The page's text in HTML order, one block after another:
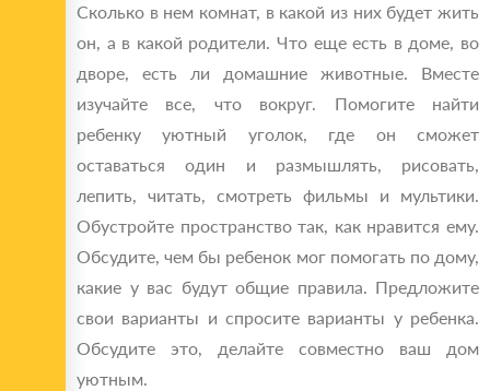
Сколько в нем комнат, в какой из них будет жить
он, а в какой родители. Что еще есть в доме, во
дворе, есть ли домашние животные. Вместе
изучайте все, что вокруг. Помогите найти
ребенку уютный уголок, где он сможет
оставаться один и размышлять, рисовать,
лепить, читать, смотреть фильмы и мультики.
Обустройте пространство так, как нравится ему.
Обсудите, чем бы ребенок мог помогать по дому,
какие у вас будут общие правила. Предложите
свои варианты и спросите варианты у ребенка.
Обсудите это, делайте совместно ваш дом
уютным.